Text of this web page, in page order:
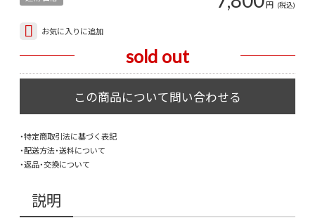
円 (税込)
お気に入りに追加
sold out
・特定商取引法に基づく表記
・配送方法・送料について
・返品・交換について
説明